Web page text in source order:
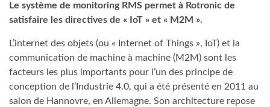
Le système de monitoring RMS permet à Rotronic de
satisfaire les directives de « IoT » et « M2M ».
L’internet des objets (ou « Internet of Things », IoT) et la
communication de machine à machine (M2M) sont les
facteurs les plus importants pour l’un des principe de
conception de l’Industrie 4.0, qui a été présenté en 2011 au
salon de Hannovre, en Allemagne. Son architecture repose